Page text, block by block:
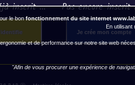
inscrit ... Pas encore inscrit
Je crée mon compte
le bonfonctionnement du site internet
En utilisant
et de performance sur notre site web
"Afin de vous procurer une expérience de